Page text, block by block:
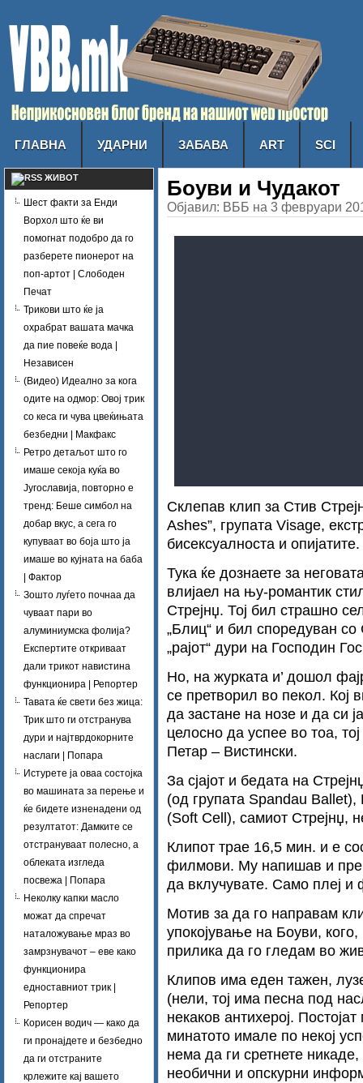
ГЛАВНА УДАРНИ ЗАБАВА ART SCI
ЖИВОТ
Шест факти за Енди
Ворхол што ќе ви
помогнат подобро да го
разберете пионерот на
поп-артот | Слободен
Печат
Трикови што ќе ја
охрабрат вашата мачка
да пие повеќе вода |
Независен
(Видео) Идеално за кога
одите на одмор: Овој трик
со кеса ги чува цвеќињата
безбедни | Макфакс
Ретро детаљот што го
имаше секоја куќа во
Југославија, повторно е
тренд: Беше симбол на
добар вкус, а сега го
купуваат во боја што ја
имаше во кујната на баба
| Фактор
Зошто луѓето почнаа да
чуваат пари во
алуминиумска фолија?
Експертите откриваат
дали трикот навистина
функционира | Репортер
Тавата ќе свети без жица:
Трик што ги отстранува
дури и најтврдокорните
наслаги | Попара
Истурете ја оваа состојка
во машината за перење и
ќе бидете изненадени од
резултатот: Дамките се
отстрануваат полесно, а
облеката изгледа
посвежа | Попара
Неколку капки масло
можат да спречат
наталожување мраз во
замрзнувачот – еве како
функционира
едноставниот трик |
Репортер
Корисен водич — како да
ги пронајдете и безбедно
да ги отстраните
крлежите кај вашето
Боуви и Чудакот
Објавил: ВББ на 3 февруари
Склепав клип за Стив
Ashes”, групата Visage,
бисексуалноста и опијатите.
Тука ќе дознаете за
влијаел на њу-романтик
Стрејнџ. Тој бил страшно
„Блиц“ и бил споредуван
„рајот“ дури на Господин
Но, на журката и’ дошол
се претворил во пекол. Кој
да застане на нозе и да си
целосно да успее во тоа,
Петар – Вистински.
За сјајот и бедата на
(од групата Spandau
(Soft Cell), самиот Стрејнџ,
Клипот трае 16,5 мин. и е
филмови. Му напишав и
да вклучувате. Само плеј и
Мотив за да го направам
упокојување на Боуви,
прилика да го гледам во
Клипов има еден тажен,
(нели, тој има песна под
некаков антихерој.
минатото имале по некој
нема да ги сретнете
необични и опскурни